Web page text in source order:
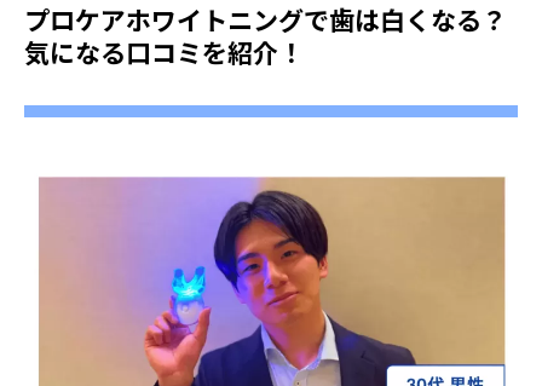
プロケアホワイトニングで歯は白くなる？
気になる口コミを紹介！